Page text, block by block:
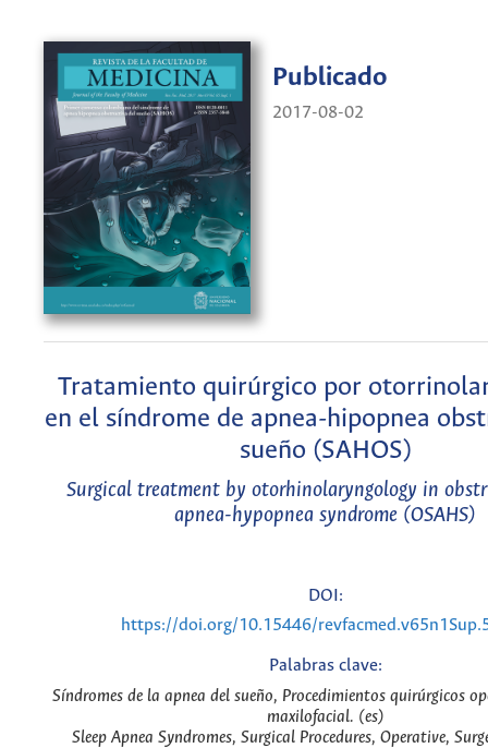
Publicado
2017-08-02
Tratamiento quirúrgico por
en el síndrome de apnea-hipopnea
sueño (SAHOS)
Surgical treatment by otorhinolaryngology in
apnea-hypopnea syndrome (OSAHS)
DOI:
https://doi.org/10.15446/
Palabras clave:
Síndromes de la apnea del sueño, Procedimientos quirúrgicos
maxilofacial. (es)
Sleep Apnea Syndromes, Surgical Procedures, Operative,